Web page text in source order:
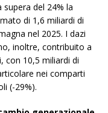
supera del 24% la
di 1,6 miliardi di
nel 2025. I dazi
inoltre, contribuito a
con 10,5 miliardi di
nei comparti
(-29%).